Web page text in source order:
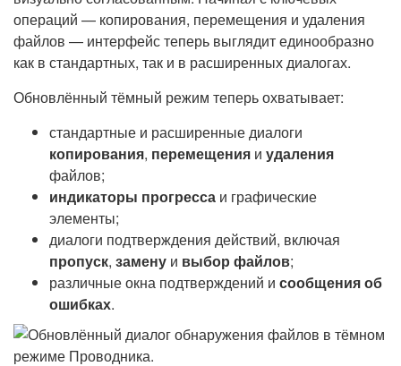
операций — копирования, перемещения и удаления
файлов — интерфейс теперь выглядит единообразно
как в стандартных, так и в расширенных диалогах.
Обновлённый тёмный режим теперь охватывает:
стандартные и расширенные диалоги
копирования, перемещения и удаления
файлов;
индикаторы прогресса и графические
элементы;
диалоги подтверждения действий, включая
пропуск, замену и выбор файлов;
различные окна подтверждений и сообщения об
ошибках.